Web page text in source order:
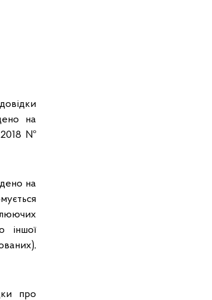
на
№
на
іншої
про